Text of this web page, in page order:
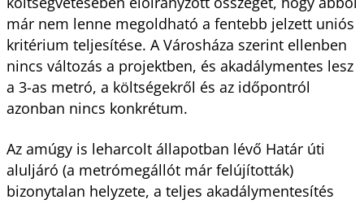
már nem lenne megoldható a fentebb jelzett uniós
kritérium teljesítése. A Városháza szerint ellenben
nincs változás a projektben, és akadálymentes lesz
a 3-as metró, a költségekről és az időpontról
azonban nincs konkrétum.
Az amúgy is leharcolt állapotban lévő Határ úti
aluljáró (a metrómegállót már felújították)
bizonytalan helyzete, a teljes akadálymentesítés